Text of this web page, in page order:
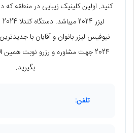
نیوفیس لیزر بانوان و آقایان با
2024 جهت مشاوره و رزرو نوبت همین
بگیرید.
تلفن: